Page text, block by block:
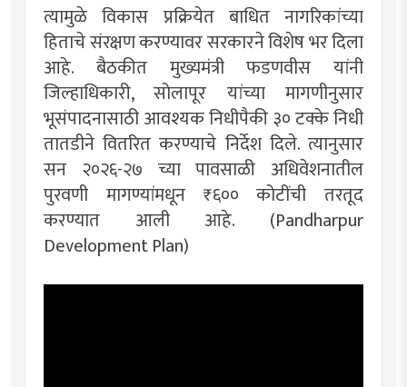
त्यामुळे विकास प्रक्रियेत बाधित नागरिकांच्या
हिताचे संरक्षण करण्यावर सरकारने विशेष भर दिला
आहे. बैठकीत मुख्यमंत्री फडणवीस यांनी
जिल्हाधिकारी, सोलापूर यांच्या मागणीनुसार
भूसंपादनासाठी आवश्यक निधीपैकी ३० टक्के निधी
तातडीने वितरित करण्याचे निर्देश दिले. त्यानुसार
सन २०२६-२७ च्या पावसाळी अधिवेशनातील
पुरवणी मागण्यांमधून ₹६०० कोटींची तरतूद
करण्यात आली आहे. (Pandharpur
Development Plan)